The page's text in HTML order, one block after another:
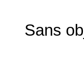
Sans